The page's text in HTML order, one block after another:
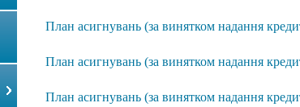
План асигнувань (за винятком надання
План асигнувань (за винятком надання
План асигнувань (за винятком надання